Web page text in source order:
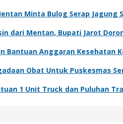
Minta Bulog Serap Jagung
dari Mentan, Bupati Jarot
Bantuan Anggaran Kesehatan
Obat Untuk Puskesmas
1 Unit Truck dan Puluhan